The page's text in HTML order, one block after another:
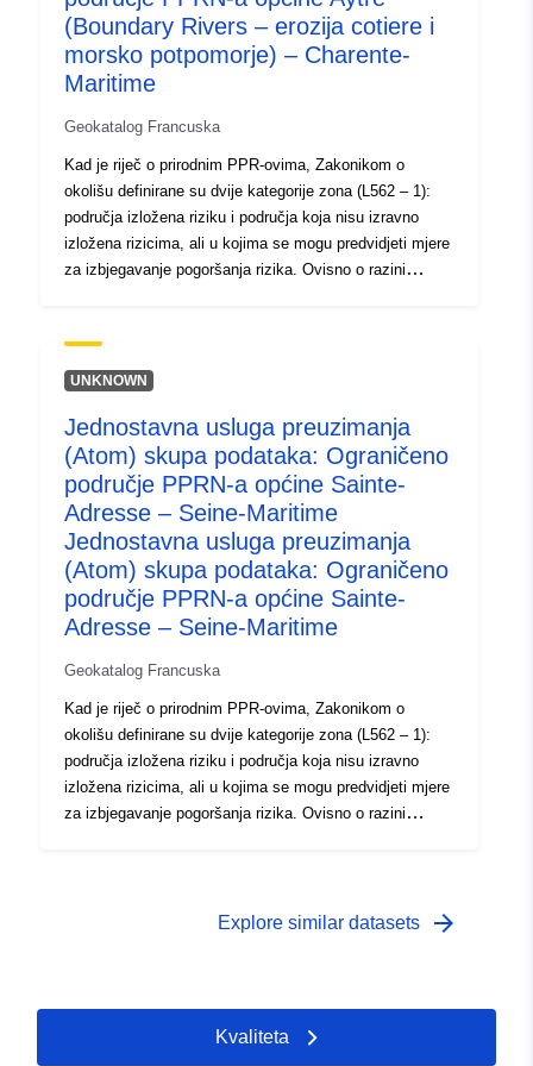
rizicima, ali u kojima bi građevine, radovi, razvoj ili
poljoprivredna gospodarstva, poljoprivredna, šumarska,
obrtnička, komercijalna ili industrijska područja mogli
pogoršati rizike ili uzrokovati nove, podložno zabranama
ili zahtjevima (usp. članak L562 – 1 Zakonika o okolišu).
ove.
(Boundary Rivers – erozija cotiere i
morsko potpomorje) – Charente-
Maritime
Geokatalog Francuska
Kad je riječ o prirodnim PPR-ovima, Zakonikom o
okolišu definirane su dvije kategorije zona (L562 – 1):
područja izložena riziku i područja koja nisu izravno
izložena rizicima, ali u kojima se mogu predvidjeti mjere
za izbjegavanje pogoršanja rizika. Ovisno o razini
zabranjena područja”, poznata kao „crvena područja”,
gdje je razina opasnosti visoka, a opće je pravilo
„plava područja”, u kojima je razina opasnosti prosječna,
a projekti podliježu zahtjevima prilagođenima vrsti
problema; 3- područja koja nisu izravno izložena
rizicima, ali u kojima bi građevine, radovi, razvoj ili
poljoprivredna gospodarstva, poljoprivredna, šumarska,
obrtnička, komercijalna ili industrijska područja mogli
pogoršati rizike ili uzrokovati nove, podložno zabranama
ili zahtjevima (usp. članak L562 – 1 Zakonika o okolišu).
Potonja kategorija primjenjuje se samo na prirodne RPP-
ove.
UNKNOWN
Jednostavna usluga preuzimanja
(Atom) skupa podataka: Ograničeno
područje PPRN-a općine Sainte-
Adresse – Seine-Maritime
Jednostavna usluga preuzimanja
(Atom) skupa podataka: Ograničeno
područje PPRN-a općine Sainte-
Adresse – Seine-Maritime
Geokatalog Francuska
Kad je riječ o prirodnim PPR-ovima, Zakonikom o
okolišu definirane su dvije kategorije zona (L562 – 1):
područja izložena riziku i područja koja nisu izravno
izložena rizicima, ali u kojima se mogu predvidjeti mjere
za izbjegavanje pogoršanja rizika. Ovisno o razini
gdje je razina opasnosti visoka, a opće je pravilo
rizicima, ali u kojima bi građevine, radovi, razvoj ili
Explore similar datasets arrow_forward
Kvaliteta